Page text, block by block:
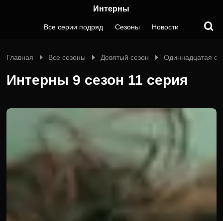
Интерны
Все серии подряд Сезоны Новости
Главная Все сезоны Девятый сезон Одиннадцатая
Интерны 9 сезон 11 серия